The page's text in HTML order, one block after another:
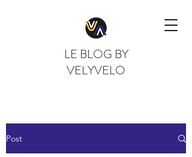
LE BLOG BY
VELYVELO
Post